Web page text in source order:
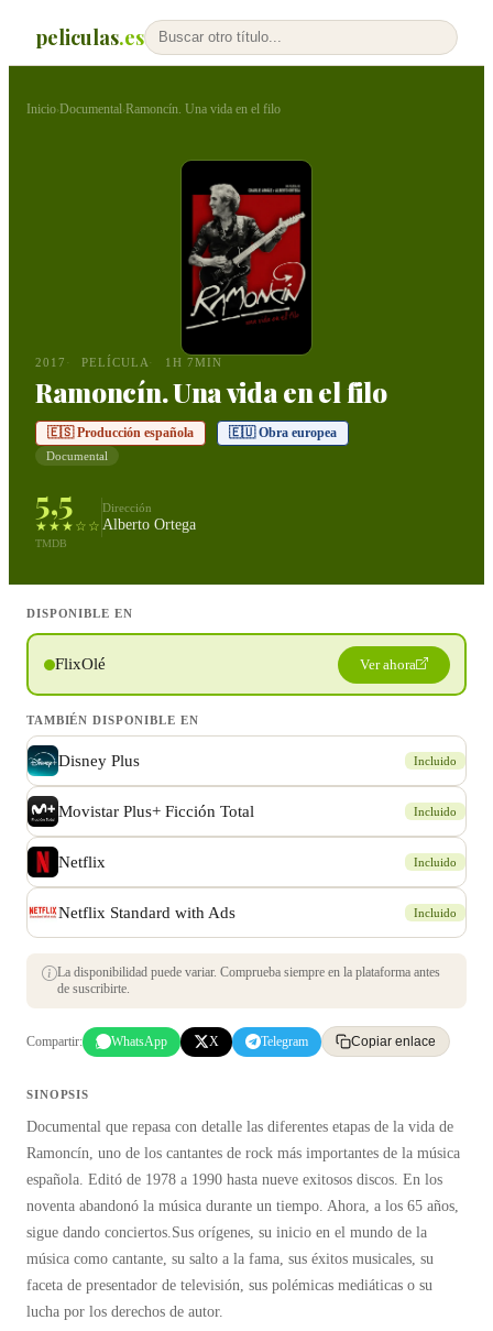
peliculas.es
Inicio›Documental›Ramoncín. Una vida en el filo
2017 PELÍCULA 1H 7MIN
Ramoncín. Una vida en el filo
🇪🇸 Producción española 🇪🇺 Obra europea
Documental
5,5
★★★☆☆
TMDB
Dirección
Alberto Ortega
DISPONIBLE EN
FlixOlé Ver ahora
TAMBIÉN DISPONIBLE EN
Disney Plus Incluido
Movistar Plus+ Ficción Total Incluido
Netflix Incluido
Netflix Standard with Ads Incluido
La disponibilidad puede variar. Comprueba siempre en la plataforma antes
de suscribirte.
Compartir: WhatsApp X Telegram Copiar enlace
SINOPSIS
Documental que repasa con detalle las diferentes etapas de la vida de
Ramoncín, uno de los cantantes de rock más importantes de la música
española. Editó de 1978 a 1990 hasta nueve exitosos discos. En los
noventa abandonó la música durante un tiempo. Ahora, a los 65 años,
sigue dando conciertos.Sus orígenes, su inicio en el mundo de la
música como cantante, su salto a la fama, sus éxitos musicales, su
faceta de presentador de televisión, sus polémicas mediáticas o su
lucha por los derechos de autor.